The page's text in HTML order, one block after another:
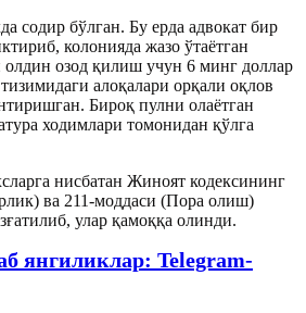
содир бўлган. Бу ерда адвокат бир
колонияда жазо ўтаётган
олдин озод қилиш учун 6 минг доллар
алоқалари орқали оқлов
Бироқ пулни олаётган
ходимлари томонидан қўлга
нисбатан Жиноят кодексининг
ва 211-моддаси (Пора олиш)
улар қамоққа олинди.
янгиликлар: Telegram-